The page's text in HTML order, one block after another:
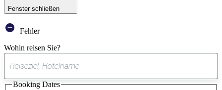
Fenster schließen
Fehler
Wohin reisen Sie?
gefundener
Vorschlag
Booking Dates